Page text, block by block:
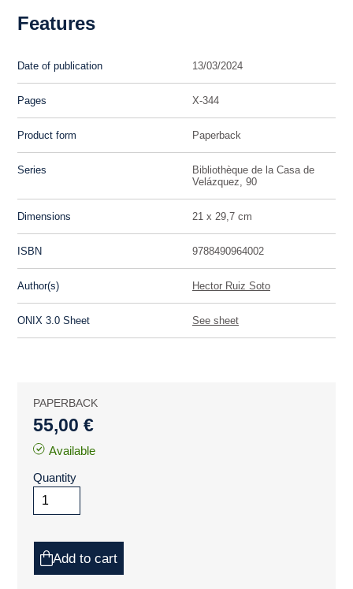
Features
Date of publication 13/03/2024
Pages X-344
Product form Paperback
Series
Bibliothèque de la Casa de
Velázquez, 90
Dimensions 21 x 29,7 cm
ISBN 9788490964002
Author(s) Hector Ruiz Soto
ONIX 3.0 Sheet See sheet
PAPERBACK
55,00 €
Available
Quantity
Add to cart